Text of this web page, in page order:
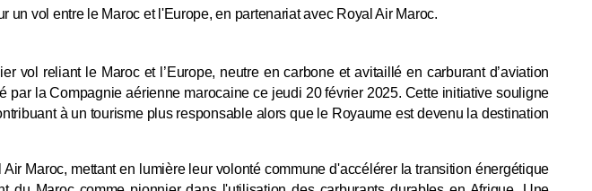
vol entre le Maroc et l'Europe, en partenariat avec Royal Air Maroc.
vol reliant le Maroc et l’Europe, neutre en carbone et avitaillé en carburant d’aviation
la Compagnie aérienne marocaine ce jeudi 20 février 2025. Cette initiative souligne
à un tourisme plus responsable alors que le Royaume est devenu la destination
Maroc, mettant en lumière leur volonté commune d'accélérer la transition énergétique